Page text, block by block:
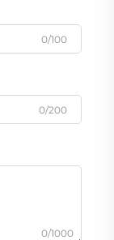
0/100
0/200
0/1000